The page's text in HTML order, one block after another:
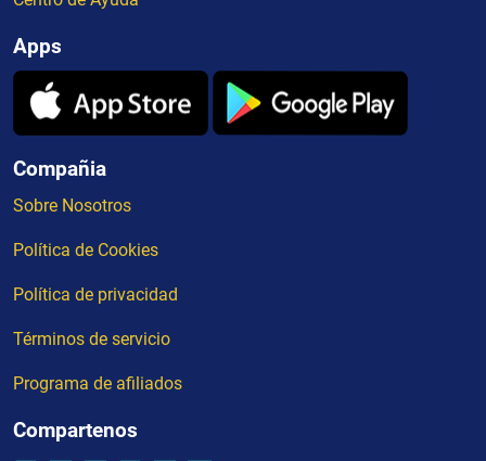
Apps
Compañia
Sobre Nosotros
Política de Cookies
Política de privacidad
Términos de servicio
Programa de afiliados
Compartenos